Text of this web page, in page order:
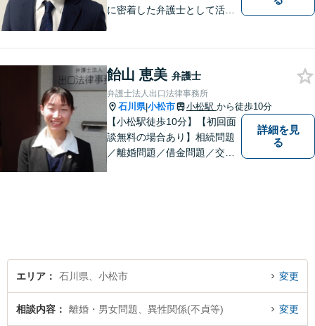
に密着した弁護士として活動
にお任せください【完全個室
／プライバシー配慮】
飴山 恵美 弁護士
弁護士法人出口法律事務所
石川県|小松市 小松駅 から徒歩10分
【小松駅徒歩10分】【初回面
談無料の場合あり】相続問題
／離婚問題／借金問題／交通
詳細を見
る
エリア 石川県、小松市 変更
相談内容 離婚・男女問題、異性関係(不貞等) 変更